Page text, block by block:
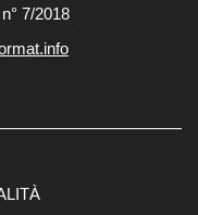
7/2018